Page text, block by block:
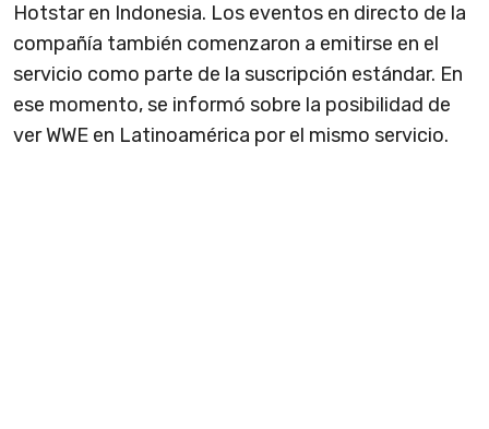
Hotstar en Indonesia. Los eventos en directo de la
compañía también comenzaron a emitirse en el
servicio como parte de la suscripción estándar. En
ese momento, se informó sobre la posibilidad de
ver WWE en Latinoamérica por el mismo servicio.